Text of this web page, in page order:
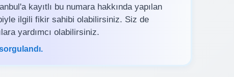
kayıtlı bu numara hakkında yapılan
ilgili fikir sahibi olabilirsiniz. Siz de
yardımcı olabilirsiniz.